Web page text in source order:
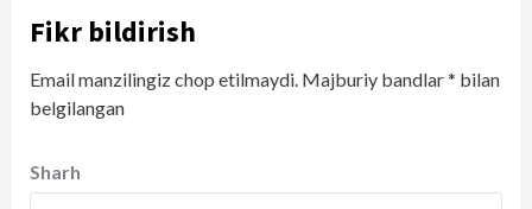
Fikr bildirish
Email manzilingiz chop etilmaydi. Majburiy bandlar* bilan
belgilangan
Sharh